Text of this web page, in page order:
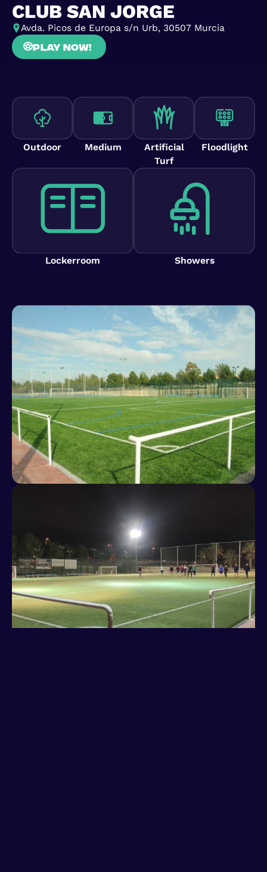
CLUB SAN JORGE
Avda. Picos de Europa s/n Urb, 30507 Murcia
Play now!
Outdoor Medium
Artificial
Turf
Floodlight
Lockerroom Showers